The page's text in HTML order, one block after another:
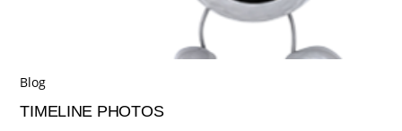
Blog
TIMELINE PHOTOS